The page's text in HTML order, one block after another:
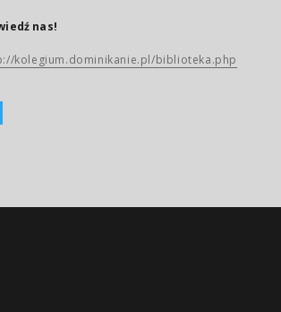
nas!
kolegium.dominikanie.pl/biblioteka.php